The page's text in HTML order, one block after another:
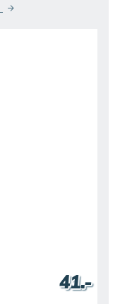
41.-